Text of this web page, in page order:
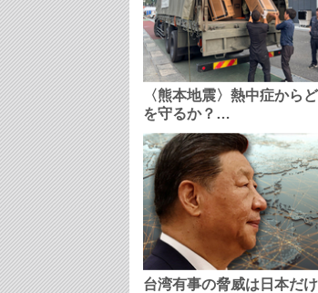
〈熊本地震〉熱中症から
を守るか？…
台湾有事の脅威は日本だ